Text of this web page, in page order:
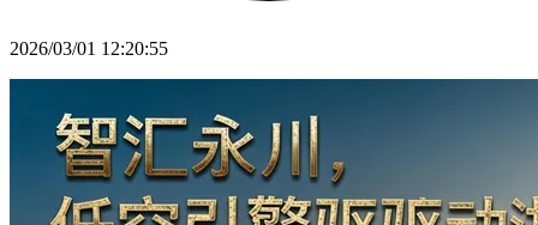
2026/03/01 12:20:55